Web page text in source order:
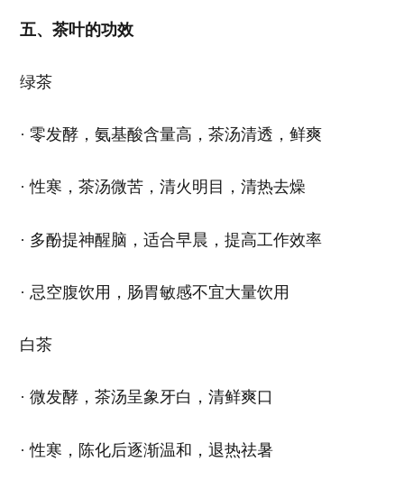
五、茶叶的功效
绿茶
· 零发酵，氨基酸含量高，茶汤清透，鲜爽
· 性寒，茶汤微苦，清火明目，清热去燥
· 多酚提神醒脑，适合早晨，提高工作效率
· 忌空腹饮用，肠胃敏感不宜大量饮用
白茶
· 微发酵，茶汤呈象牙白，清鲜爽口
· 性寒，陈化后逐渐温和，退热祛暑